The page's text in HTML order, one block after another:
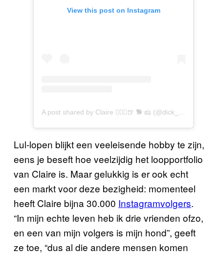
View this post on Instagram
Lul-lopen blijkt een veeleisende hobby te zijn,
eens je beseft hoe veelzijdig het loopportfolio
van Claire is. Maar gelukkig is er ook echt
een markt voor deze bezigheid: momenteel
heeft Claire bijna 30.000 Instagramvolgers.
“In mijn echte leven heb ik drie vrienden ofzo,
en een van mijn volgers is mijn hond”, geeft
ze toe, “dus al die andere mensen komen